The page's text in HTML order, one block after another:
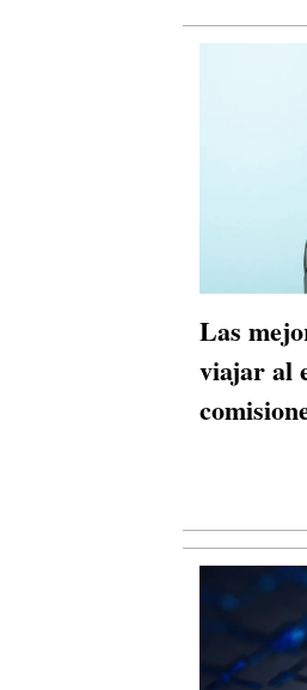
Las
viajar al